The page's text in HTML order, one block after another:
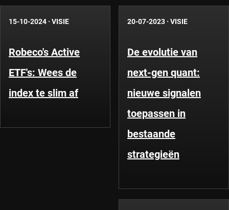
15-10-2024 · VISIE
Robeco's Active
ETF's: Wees de
index te slim af
20-07-2023 · VISIE
De evolutie van
next-gen quant:
nieuwe signalen
toepassen in
bestaande
strategieën